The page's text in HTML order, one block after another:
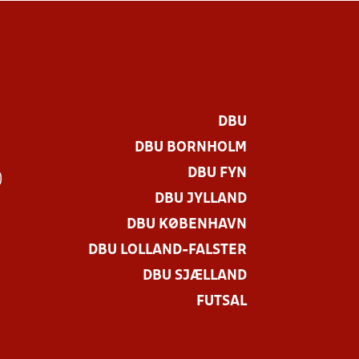
DBU
DBU BORNHOLM
DBU FYN
DBU JYLLAND
DBU KØBENHAVN
DBU LOLLAND-FALSTER
DBU SJÆLLAND
FUTSAL